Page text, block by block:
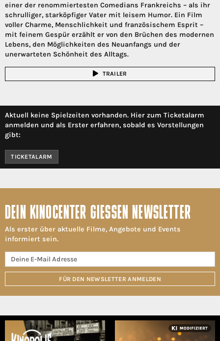
einer der renommiertesten Comedians Frankreichs – als ihr
schrulliger, starköpfiger Vater mit leisem Humor. Ein Film
voller Charme, Menschlichkeit und französischem Esprit –
mit feinem Gespür erzählt er von den Brüchen des modernen
Lebens, den Möglichkeiten des Neuanfangs und der
unerwarteten Schönheit des Alltags.
TRAILER
Aktuell keine Spielzeiten vorhanden. Hier zum Ticketalarm
anmelden und als Erster erfahren, sobald es Vorstellungen
gibt:
TICKETALARM
DEIN KINOCENTER GIESSEN NEWSLETTER
Als erster über aktuelle Filme, Angebote und Events
informiert sein.
FÜR DEN NEWSLETTER ANMELDEN